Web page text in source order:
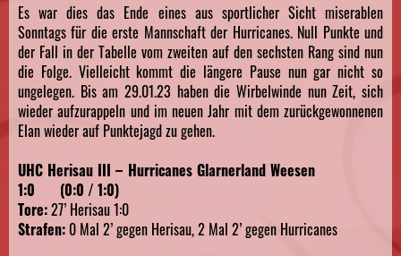
Es war dies das Ende eines aus sportlicher Sicht miserablen
Sonntags für die erste Mannschaft der Hurricanes. Null Punkte und
der Fall in der Tabelle vom zweiten auf den sechsten Rang sind nun
die Folge. Vielleicht kommt die längere Pause nun gar nicht so
ungelegen. Bis am 29.01.23 haben die Wirbelwinde nun Zeit, sich
wieder aufzurappeln und im neuen Jahr mit dem zurückgewonnenen
Elan wieder auf Punktejagd zu gehen.
UHC Herisau III – Hurricanes Glarnerland Weesen
1:0 (0:0 / 1:0)
Tore:27’ Herisau 1:0
Strafen: 0 Mal 2’ gegen Herisau, 2 Mal 2’ gegen Hurricanes